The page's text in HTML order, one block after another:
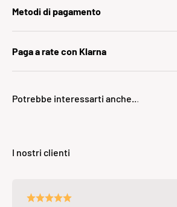
Metodi di pagamento
Paga a rate con Klarna